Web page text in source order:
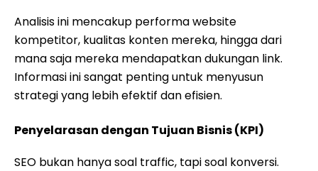
Analisis ini mencakup performa website
kompetitor, kualitas konten mereka, hingga dari
mana saja mereka mendapatkan dukungan link.
Informasi ini sangat penting untuk menyusun
strategi yang lebih efektif dan efisien.
Penyelarasan dengan Tujuan Bisnis (KPI)
SEO bukan hanya soal traffic, tapi soal konversi.